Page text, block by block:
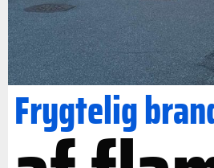
Frygtelig